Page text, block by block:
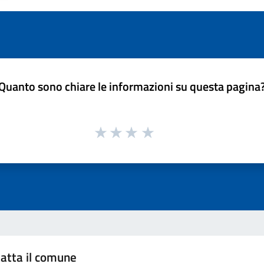
sono chiare le informazioni su questa
il comune